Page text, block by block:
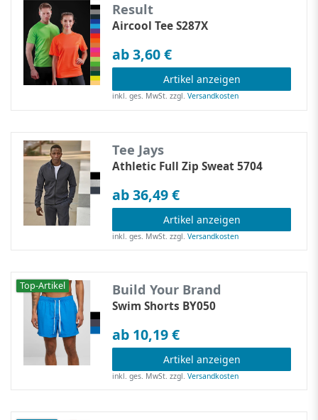
Result
Aircool Tee S287X
ab 3,60 €
Artikel anzeigen
inkl. ges. MwSt. zzgl.Versandkosten
Tee Jays
Athletic Full Zip Sweat 5704
ab 36,49 €
Artikel anzeigen
inkl. ges. MwSt. zzgl.Versandkosten
Top-Artikel Build Your Brand
Swim Shorts BY050
ab 10,19 €
Artikel anzeigen
inkl. ges. MwSt. zzgl.Versandkosten